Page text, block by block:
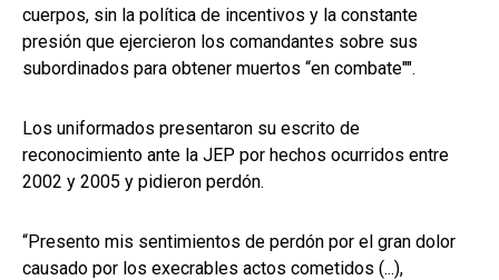
cuerpos, sin la política de incentivos y la constante
presión que ejercieron los comandantes sobre sus
subordinados para obtener muertos “en combate"".
Los uniformados presentaron su escrito de
reconocimiento ante la JEP por hechos ocurridos entre
2002 y 2005 y pidieron perdón.
“Presento mis sentimientos de perdón por el gran dolor
causado por los execrables actos cometidos (...),